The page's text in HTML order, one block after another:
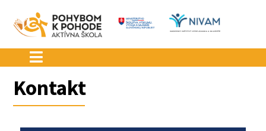
Preskočiť
na
obsah
Kontakt